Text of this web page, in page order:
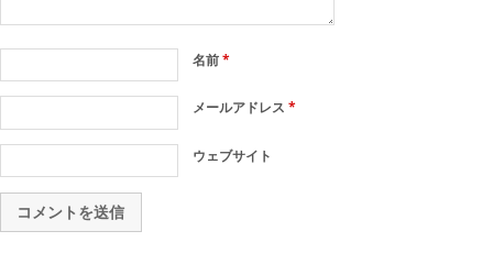
名前*
メールアドレス*
ウェブサイト